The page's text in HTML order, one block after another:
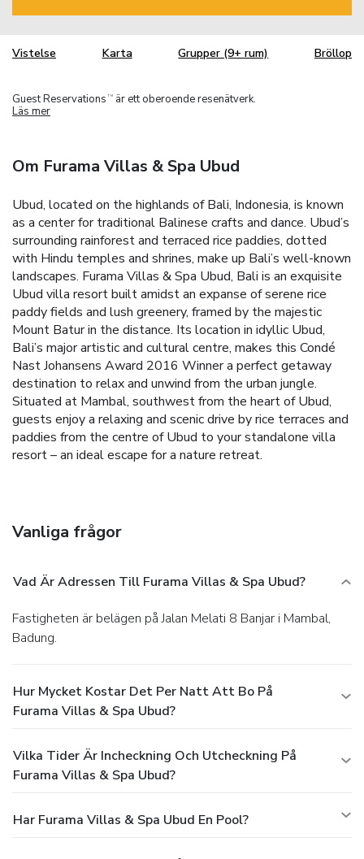
Vistelse Karta Grupper (9+ rum) Bröllop
Guest Reservations TM
är ett oberoende resenätverk.
Läs mer
Om Furama Villas & Spa Ubud
Ubud, located on the highlands of Bali, Indonesia, is known
as a center for traditional Balinese crafts and dance. Ubud’s
surrounding rainforest and terraced rice paddies, dotted
with Hindu temples and shrines, make up Bali’s well-known
landscapes. Furama Villas & Spa Ubud, Bali is an exquisite
Ubud villa resort built amidst an expanse of serene rice
paddy fields and lush greenery, framed by the majestic
Mount Batur in the distance. Its location in idyllic Ubud,
Bali’s major artistic and cultural centre, makes this Condé
Nast Johansens Award 2016 Winner a perfect getaway
destination to relax and unwind from the urban jungle.
Situated at Mambal, southwest from the heart of Ubud,
guests enjoy a relaxing and scenic drive by rice terraces and
paddies from the centre of Ubud to your standalone villa
resort – an ideal escape for a nature retreat.
Vanliga frågor
Vad Är Adressen Till Furama Villas & Spa Ubud?
Fastigheten är belägen på Jalan Melati 8 Banjar i Mambal,
Badung.
Hur Mycket Kostar Det Per Natt Att Bo På
Furama Villas & Spa Ubud?
Vilka Tider Är Incheckning Och Utcheckning På
Furama Villas & Spa Ubud?
Har Furama Villas & Spa Ubud En Pool?